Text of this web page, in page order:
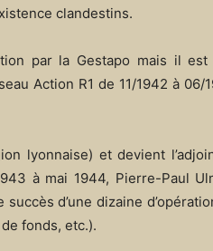
clandestins.
par la Gestapo mais il
Action R1 de 11/1942 à
lyonnaise) et devient
à mai 1944, Pierre-Paul
d’une dizaine
fonds, etc.).